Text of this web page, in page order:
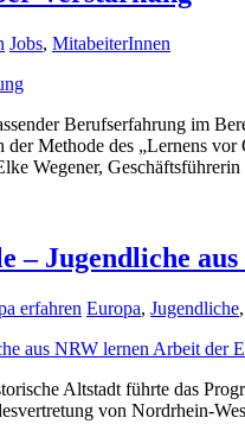
Jobs, MitabeiterInnen
Berufserfahrung im
Methode des „Lernens
Wegener,
– Jugendliche
erfahren Europa, Jugendliche,
Altstadt führte das
von Nordrhein-